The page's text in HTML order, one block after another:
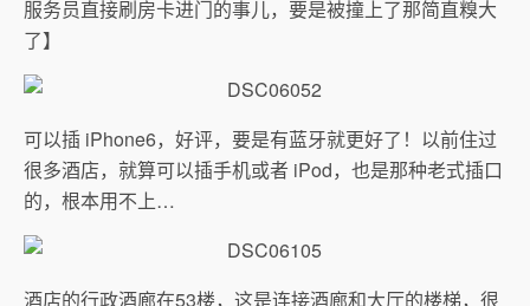
服务员直接刷房卡进门的事儿，要是被撞上了那简直糗大
了】
可以插 iPhone6，好评，要是有蓝牙就更好了！以前住过
很多酒店，就算可以插手机或者 iPod，也是那种老式插口
的，根本用不上…
酒店的行政酒廊在53楼，这是连接酒廊和大厅的楼梯，很